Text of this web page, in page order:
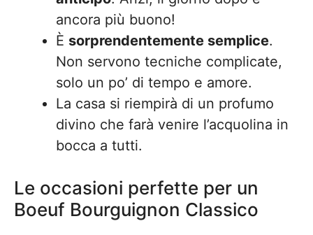
ancora più buono!
È sorprendentemente semplice.
Non servono tecniche complicate,
solo un po’ di tempo e amore.
La casa si riempirà di un profumo
divino che farà venire l’acquolina in
bocca a tutti.
Le occasioni perfette per un
Boeuf Bourguignon Classico